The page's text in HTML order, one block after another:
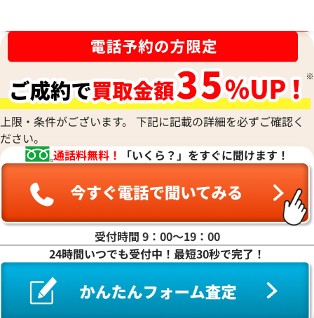
上限・条件がございます。 下記に記載の詳細を必ずご確認く
ださい。
通話料無料！
「いくら？」をすぐに聞けます！
受付時間 9：00〜19：00
24時間いつでも受付中！最短30秒で完了！